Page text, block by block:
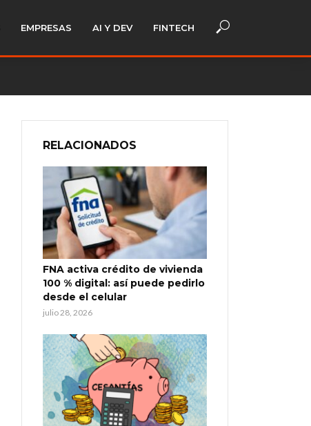
EMPRESAS AI Y DEV FINTECH
RELACIONADOS
FNA activa crédito de vivienda
100 % digital: así puede pedirlo
desde el celular
julio 28, 2026